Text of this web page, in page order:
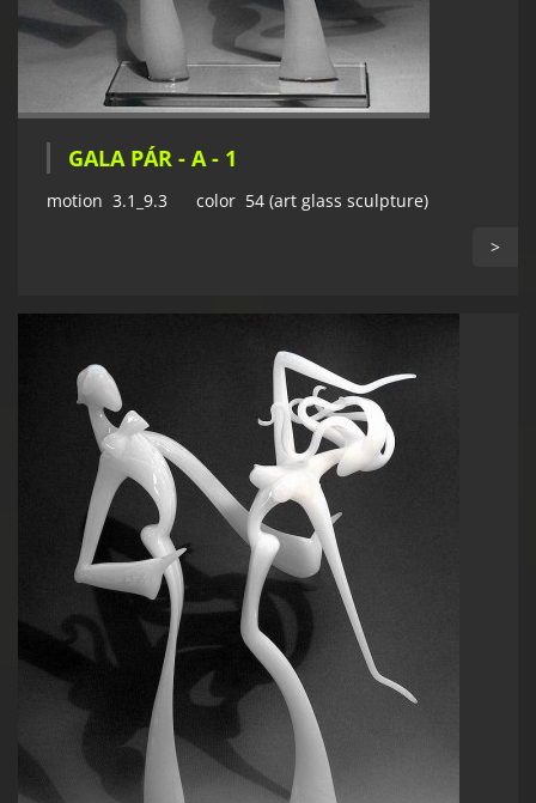
GALA PÁR - A - 1
motion 3.1_9.3 color 54 (art glass sculpture)
>